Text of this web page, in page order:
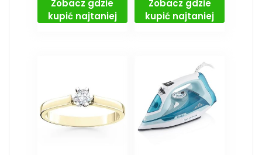
Zobacz gdzie
kupić najtaniej
Zobacz gdzie
kupić najtaniej